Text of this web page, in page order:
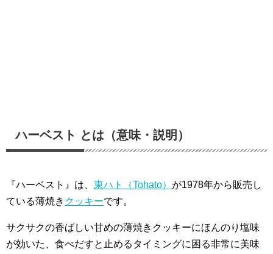
ハーベスト とは（意味・説明）
『ハーベスト』は、 東ハト（Tohato） が1978年から販売し
ている薄焼き クッキーです。
サクサクの香ばしい甘めの薄焼きクッキーにほんのり塩味
が効いた、食べだすと止めるタイミングに困る非常に美味